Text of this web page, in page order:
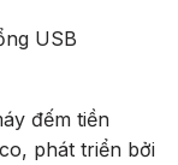
USB
đếm tiền
phát triển bởi